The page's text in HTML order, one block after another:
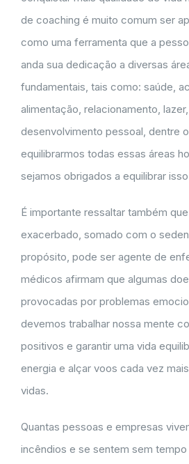
de coaching é muito comum ser
como uma ferramenta que a
anda sua dedicação a diversas
fundamentais, tais como: saúde,
alimentação, relacionamento,
desenvolvimento pessoal, dentre
equilibrarmos todas essas áreas
sejamos obrigados a equilibrar
É importante ressaltar também
exacerbado, somado com o
propósito, pode ser agente de
médicos afirmam que algumas
provocadas por problemas
devemos trabalhar nossa mente
positivos e garantir uma vida
energia e alçar voos cada vez
vidas.
Quantas pessoas e empresas
incêndios e se sentem sem tempo